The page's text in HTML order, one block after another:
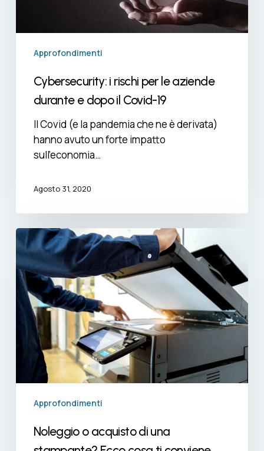
dopo
Covid-
Approfondimenti
Cybersecurity: i rischi per le aziende
durante e dopo il Covid-19
Il Covid (e la pandemia che ne è derivata)
hanno avuto un forte impatto
sull’economia…
Agosto 31, 2020
Noleggio
o
acquisto
di
una
stampante?
Ecco
cosa
conviene
Approfondimenti
Noleggio o acquisto di una